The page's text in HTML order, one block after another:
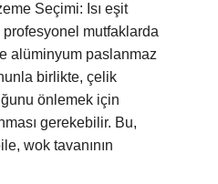
Seçimi: Isı eşit
profesyonel mutfaklarda
alüminyum paslanmaz
birlikte, çelik
önlemek için
gerekebilir. Bu,
wok tavanının